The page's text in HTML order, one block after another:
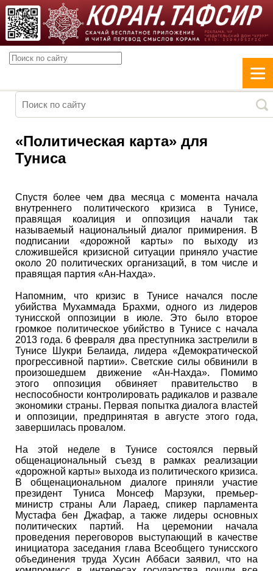
«Политическая карта» для
Туниса
Спустя более чем два месяца с момента начала
внутреннего политического кризиса в Тунисе,
правящая коалиция и оппозиция начали так
называемый национальный диалог примирения. В
подписании «дорожной карты» по выходу из
сложившейся кризисной ситуации приняло участие
около 20 политических организаций, в том числе и
правящая партия «Ан-Нахда».
Напомним, что кризис в Тунисе начался после
убийства Мухаммада Брахми, одного из лидеров
тунисской оппозиции в июле. Это было второе
громкое политическое убийство в Тунисе с начала
2013 года. 6 февраля два преступника застрелили в
Тунисе Шукри Белаида, лидера «Демократической
прогрессивной партии». Светские силы обвинили в
произошедшем движение «Ан-Нахда». Помимо
этого оппозиция обвиняет правительство в
неспособности контролировать радикалов и развале
экономики страны. Первая попытка диалога властей
и оппозиции, предпринятая в августе этого года,
завершилась провалом.
На этой неделе в Тунисе состоялся первый
общенациональный съезд в рамках реализации
«дорожной карты» выхода из политического кризиса.
В общенациональном диалоге приняли участие
президент Туниса Монсеф Марзуки, премьер-
министр страны Али Лараед, спикер парламента
Мустафа бен Джафар, а также лидеры основных
политических партий. На церемонии начала
проведения переговоров выступающий в качестве
инициатора заседания глава Всеобщего тунисского
объединения труда Хусин Аббаси заявил, что на